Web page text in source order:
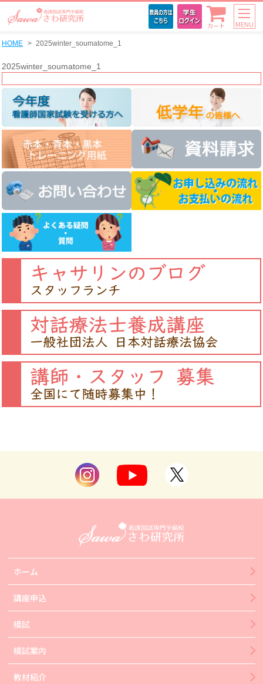
カート MENU
HOME 2025winter_soumatome_1
2025winter_soumatome_1
ホーム
講座申込
模試
模試案内
教材紹介